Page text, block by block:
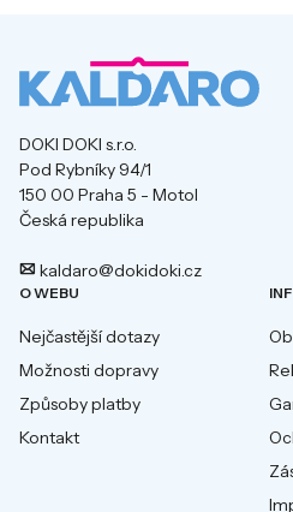
DOKI DOKI s.r.o.
Pod Rybníky 94/1
150 00 Praha 5 - Motol
Česká republika
kaldaro@dokidoki.cz
O WEBU
Nejčastější dotazy
Možnosti dopravy
Způsoby platby
Kontakt